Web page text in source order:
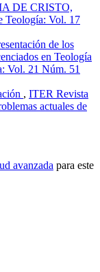
DE CRISTO,
Teología: Vol. 17
de los
en Teología
Vol. 21 Núm. 51
, ITER Revista
actuales de
avanzada para este